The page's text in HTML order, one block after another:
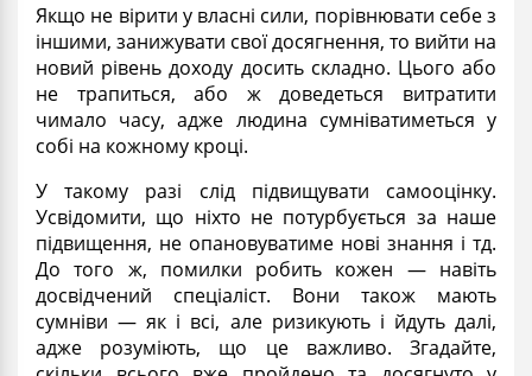
Якщо не вірити у власні сили, порівнювати себе з
іншими, занижувати свої досягнення, то вийти на
новий рівень доходу досить складно. Цього або
не трапиться, або ж доведеться витратити
чимало часу, адже людина сумніватиметься у
собі на кожному кроці.
У такому разі слід підвищувати самооцінку.
Усвідомити, що ніхто не потурбується за наше
підвищення, не опановуватиме нові знання і тд.
До того ж, помилки робить кожен — навіть
досвідчений спеціаліст. Вони також мають
сумніви — як і всі, але ризикують і йдуть далі,
адже розуміють, що це важливо. Згадайте,